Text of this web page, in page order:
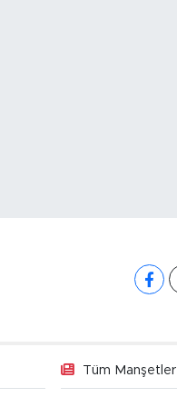
Tüm Manşetler